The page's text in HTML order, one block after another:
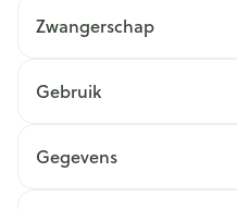
Zwangerschap
Gebruik
Gegevens